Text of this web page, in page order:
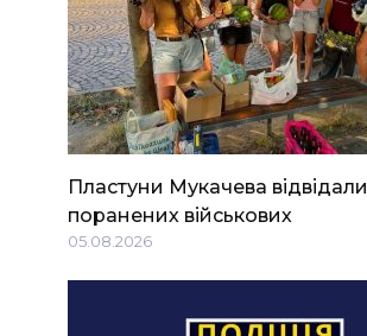
Пластуни Мукачева відвідали
поранених військових
05.08.2026